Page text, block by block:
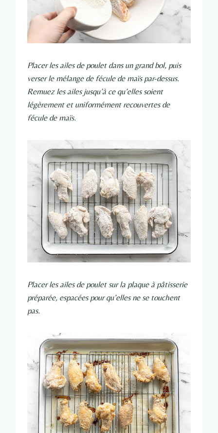
Placer les ailes de poulet dans un grand bol, puis
verser le mélange de fécule de maïs par-dessus.
Remuez les ailes jusqu’à ce qu’elles soient
légèrement et uniformément recouvertes de
fécule de maïs.
Placer les ailes de poulet sur la plaque à pâtisserie
préparée, espacées pour qu’elles ne se touchent
pas.